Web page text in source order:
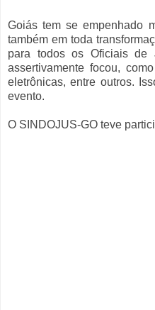
Goiás tem se empenhado
também em toda
para todos os Oficiais de
assertivamente focou,
eletrônicas, entre outros.
evento.
O SINDOJUS-GO teve